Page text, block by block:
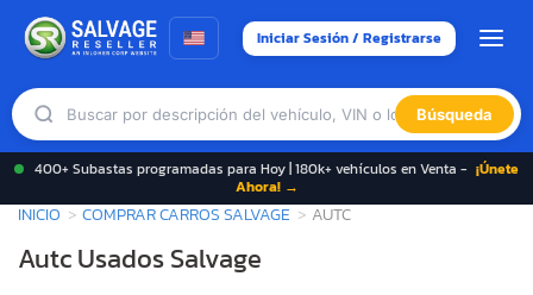
Iniciar Sesión / Registrarse
Búsqueda
400+ Subastas programadas para Hoy | 180k+ vehículos en Venta - ¡Únete
Ahora! →
INICIO COMPRAR CARROS SALVAGE AUTC
Autc Usados Salvage